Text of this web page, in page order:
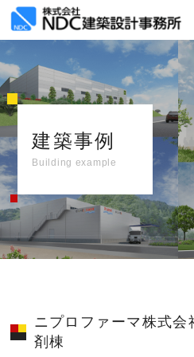
建築事例
Building example
ニプロファーマ株式
剤棟